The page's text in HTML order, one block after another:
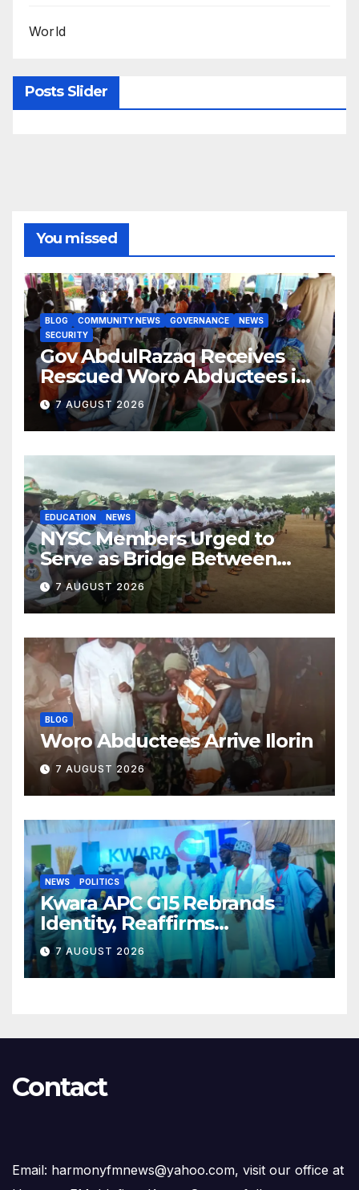
World
Posts Slider
You missed
BLOG COMMUNITY NEWS GOVERNANCE
NEWS
SECURITY
Gov AbdulRazaq Receives
Rescued Woro Abductees in
Ilorin
7 AUGUST 2026
EDUCATION NEWS
NYSC Members Urged to
Serve as Bridge Between
Classroom and Communities
7 AUGUST 2026
BLOG
Woro Abductees Arrive Ilorin
7 AUGUST 2026
NEWS POLITICS
Kwara APC G15 Rebrands
Identity, Reaffirms
Opposition to Abdulrazaq’s
Succession Agenda
7 AUGUST 2026
Contact
Email: harmonyfmnews@yahoo.com, visit our office at